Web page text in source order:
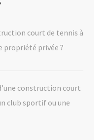
court de tennis à
propriété privée ?
construction court
club sportif ou une